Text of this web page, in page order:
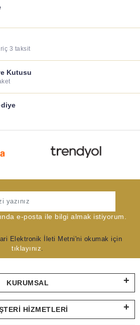
3 taksit
Kutusu
e-posta ile bilgi almak istiyorum.
Elektronik İleti Metni'ni okumak için
tıklayınız
KURUMSAL
HIZMETLERI